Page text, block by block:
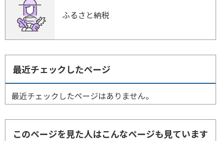
ふるさと納税
最近チェックしたページ
最近チェックしたページはありません。
このページを見た人はこんなページも見ています